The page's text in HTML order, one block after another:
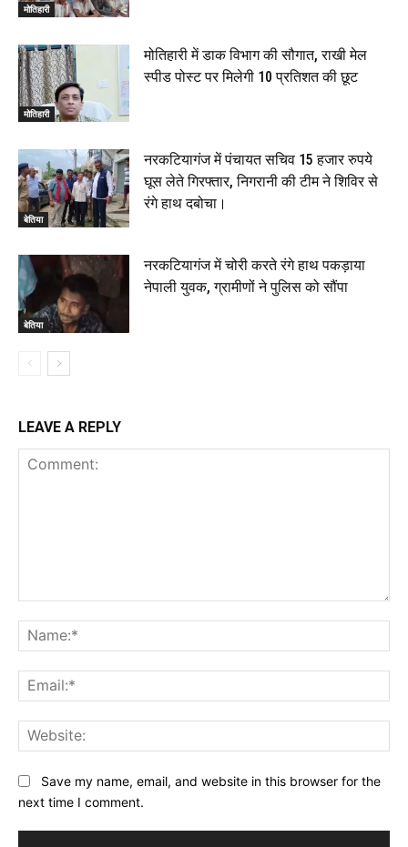
मोतिहारी
मोतिहारी
मोतिहारी में डाक विभाग की सौगात, राखी मेल
स्पीड पोस्ट पर मिलेगी 10 प्रतिशत की छूट
बेतिया
नरकटियागंज में पंचायत सचिव 15 हजार रुपये
घूस लेते गिरफ्तार, निगरानी की टीम ने शिविर से
रंगे हाथ दबोचा।
बेतिया
नरकटियागंज में चोरी करते रंगे हाथ पकड़ाया
नेपाली युवक, ग्रामीणों ने पुलिस को सौंपा
LEAVE A REPLY
Save my name, email, and website in this browser for the
next time I comment.